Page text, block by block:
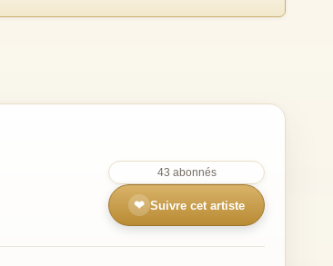
43 abonnés
❤ Suivre cet artiste